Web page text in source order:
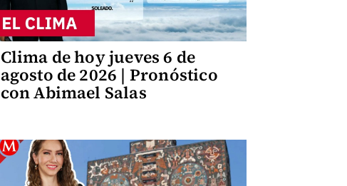
Clima de hoy jueves 6 de
agosto de 2026 | Pronóstico
con Abimael Salas